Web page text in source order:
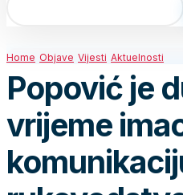
Home Objave Vijesti Aktuelnosti
Popović je
vrijeme